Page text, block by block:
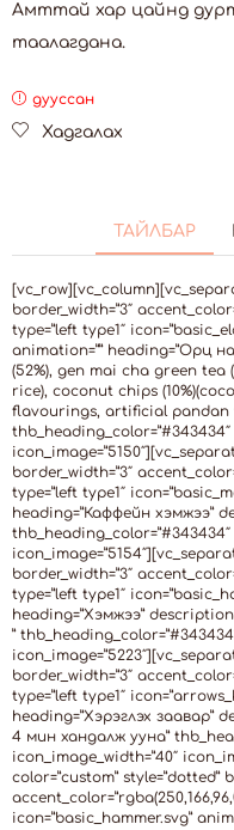
Амттай хар цайнд
таалагдана.
дууссан
Хадгалах
ТАЙЛБАР
border_width=”3″
type=”left type1″
animation=”” heading=”Орц
(52%), gen mai cha green
rice), coconut chips
flavourings, artificial pandan
border_width=”3″
type=”left type1″
heading=”Каффейн хэмжээ”
border_width=”3″
type=”left type1″
heading=”Хэмжээ”
”
border_width=”3″
type=”left type1″
heading=”Хэрэглэх заавар”
4 мин хандалж ууна”
icon_image_width=”40″
color=”custom” style=”dotted”
icon=”basic_hammer.svg”